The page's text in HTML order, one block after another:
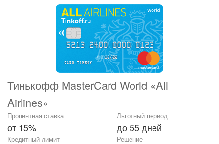
Тинькофф MasterCard World «All
Airlines»
Процентная ставка
от 15%
Льготный период
до 55 дней
Кредитный лимит Решение